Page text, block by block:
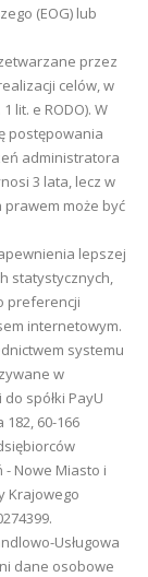
(EOG) lub
przez
celów, w
lit. e RODO). W
postępowania
administratora
3 lata, lecz w
może być
lepszej
statystycznych,
preferencji
internetowym.
systemu
w
spółki PayU
60-166
Nowe Miasto i
Krajowego
Usługowa
dane osobowe